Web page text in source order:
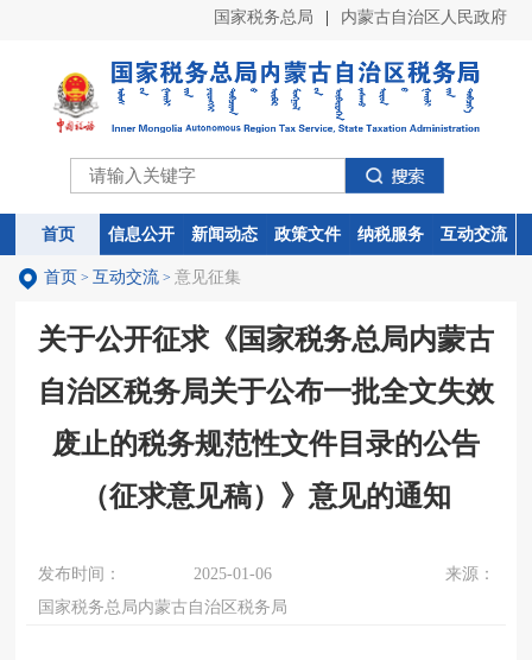
国家税务总局 内蒙古自治区人民政府
首页 信息公开 新闻动态 政策文件 纳税服务 互动交流
首页 信息公开 新闻动态 政策文件 纳税服务 互动交流
首页 > 互动交流> 意见征集
关于公开征求《国家税务总局内蒙古
自治区税务局关于公布一批全文失效
废止的税务规范性文件目录的公告
（征求意见稿）》意见的通知
发布时间： 2025-01-06
来源：
国家税务总局内蒙古自治区税务局